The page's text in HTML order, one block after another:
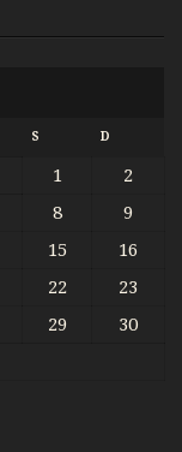
S D
1
2
8
9
15
16
22
23
29
30